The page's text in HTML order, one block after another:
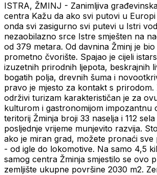
ISTRA, ŽMINJ - Zanimljiva
centra Kažu da ako svi putovi u Europi
onda svi zasigurno svi putevi u Istri
nezaobilazno srce Istre smješten na
od 379 metara. Od davnina Žminj je
prometno čvorište. Spajao je cijeli
izuzetnih prirodnih ljepota, beskrajnih
bogatih polja, drevnih šuma i
pravo je mjesto za kontakt s prirodom.
održivi turizam karakterističan je za
kulturom i gastronomijom impozantnu
teritorij Žminja broji 33 naselja i 112
posljednje vrijeme munjevito razvija.
ako je miran grad, možete pronaći
- od igle do lokomotive. Na samo 4,5
samog centra Žminja smjestilo se ovo
zemljište ukupne površine 2030 m2.